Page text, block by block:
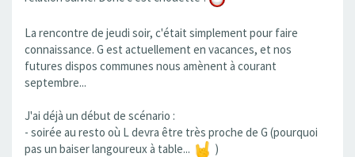
La rencontre de jeudi soir, c'était simplement pour faire
connaissance. G est actuellement en vacances, et nos
futures dispos communes nous amènent à courant
septembre...
J'ai déjà un début de scénario :
- soirée au resto où L devra être très proche de G (pourquoi
pas un baiser langoureux à table...
)